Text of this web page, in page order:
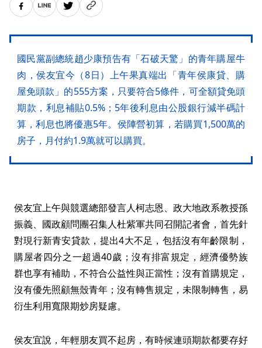
國民黨副總統趙少康預告有「石破天驚」的青年購屋牛
肉，侯友宜今（8日）上午果真端出「青年侯康貸、購
屋免頭款」的555方案，只要符合5條件，可全額貸免頭
期款，利息補貼0.5%；5年後利息由公股銀行減半碼計
算，利息也將優惠5年。侯陣營初算，若購買1,500萬的
房子，月付約1.9萬就可以購買。
侯友宜上午與競選總部發言人柯志恩、政大地政系教授孫
振義、國政顧問團召集人杜紫軍共同召開記者會，首先針
對現行新青安貸款，提出4大不足，包括沒有年齡限制，
購屋者四分之一超過40歲；沒有排富規定，經濟優勢族
群也享有補助，不符合公益性與正當性；沒有首購規定，
沒有優先照顧無殼青年；沒有轉售規定，未限制轉售，易
衍生利用寬限期炒房疑慮。
侯友宜說，年輕朋友買不起房，有時候連頭期款都要存好